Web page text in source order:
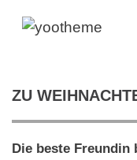
ZU
Die beste